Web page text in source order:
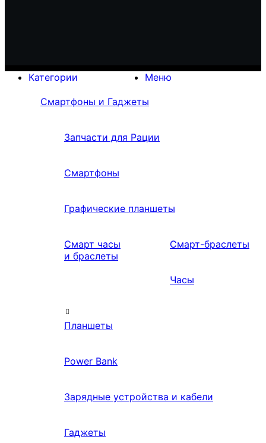
Меню
Категории
Смартфоны и Гаджеты
Запчасти для Рации
Смартфоны
Графические планшеты
Смарт часы
и браслеты
Смарт-браслеты
Часы
Планшеты
Power Bank
Зарядные устройства и кабели
Гаджеты